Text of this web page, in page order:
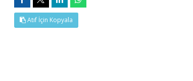
Atıf İçin Kopyala